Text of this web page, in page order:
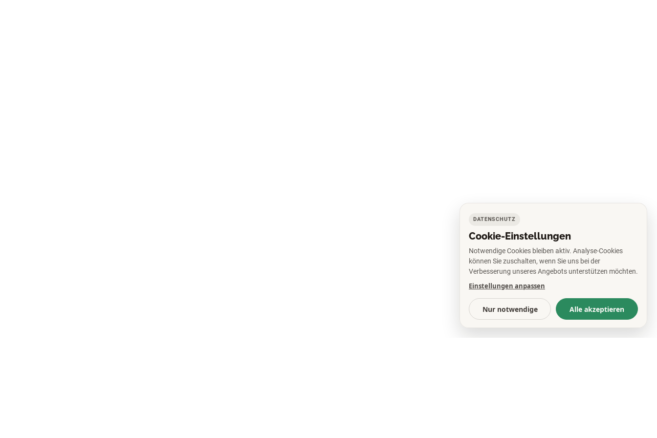
DATENSCHUTZ
Cookie-Einstellungen
Notwendige Cookies bleiben aktiv. Analyse-Cookies
können Sie zuschalten, wenn Sie uns bei der
Verbesserung unseres Angebots unterstützen möchten.
Einstellungen anpassen
Nur notwendige Alle akzeptieren